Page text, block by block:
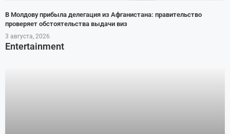
В Молдову прибыла делегация из Афганистана: правительство
проверяет обстоятельства выдачи виз
3 августа, 2026
Entertainment